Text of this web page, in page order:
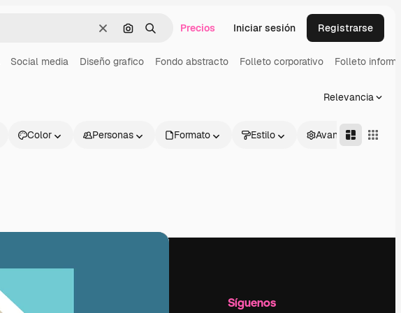
BorrarBuscar por imagen
BuscarPrecios Iniciar sesión Registrarse
Social media Diseño grafico Fondo abstracto Folleto corporativo Folleto
Relevancia
Color Personas Formato Estilo Avanzado
Información útil Síguenos